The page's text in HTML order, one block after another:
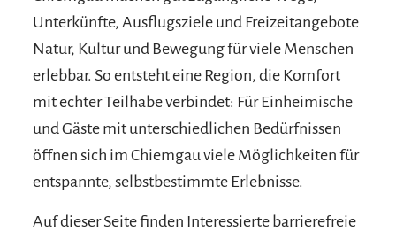
Unterkünfte, Ausflugsziele und Freizeitangebote
Natur, Kultur und Bewegung für viele Menschen
erlebbar. So entsteht eine Region, die Komfort
mit echter Teilhabe verbindet: Für Einheimische
und Gäste mit unterschiedlichen Bedürfnissen
öffnen sich im Chiemgau viele Möglichkeiten für
entspannte, selbstbestimmte Erlebnisse.
Auf dieser Seite finden Interessierte barrierefreie